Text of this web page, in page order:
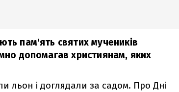
пам'ять святих мучеників
допомагав християнам, яких
льон і доглядали за садом. Про Дні